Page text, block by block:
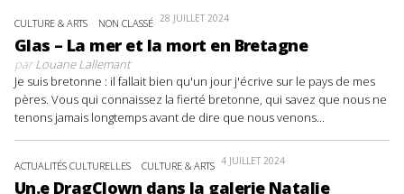
CULTURE & ARTS NON CLASSÉ 28 JUILLET 2024
Glas – La mer et la mort en Bretagne
parLouane Lallemant
Je suis bretonne : il fallait bien qu'un jour j'écrive sur le pays de mes
pères. Vous qui connaissez la fierté bretonne, qui savez que nous ne
tenons jamais longtemps avant de dire que nous venons...
ACTUALITÉS CULTURELLES CULTURE & ARTS 4 JUILLET 2024
Un.e DragClown dans la galerie Natalie